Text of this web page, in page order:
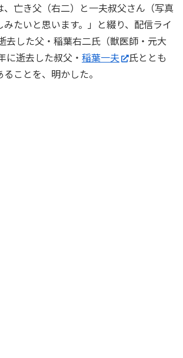
、亡き父（右二）と一夫叔父さん（写真
たいと思います。」と綴り、配信ライ
去した父・稲葉右二氏（獣医師・元大
に逝去した叔父・ 稲葉一夫
氏ととも
ことを、明かした。